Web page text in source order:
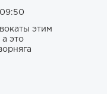
этим
а это